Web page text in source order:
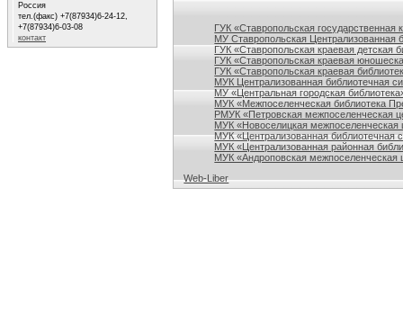
ГУК «Ставропольская
МУ Ставропольская Централизованная
ГУК «Ставропольская краевая детская
ГУК «Ставропольская краевая
ГУК «Ставропольская краевая
МУК Централизованная библиотечная
МУ «Центральная городская
МУК «Межпоселенческая библиотека
РМУК «Петровская межпоселенческая
МУК «Новоселицкая межпоселенческая
МУК «Централизованная библиотечная
МУК «Централизованная районная
МУК «Андроповская межпоселенческая
Web-Liber
Россия
тел.(факс) +7(87934)6-24-12,
+7(87934)6-03-08
контакт